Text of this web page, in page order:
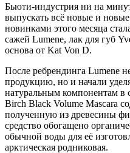
Бьюти-индустрия ни на
выпускать всё новые и
новинками этого месяца
сажей Lumene, лак для губ
основа от Kat Von D.
После ребрендинга Lumene
продукцию, но и начали
натуральным компонентам в
Birch Black Volume Mascara
полученную из древесины
средство обогащено
обычной воды для её
арктическая родниковая.